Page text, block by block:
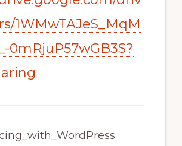
1WMwTAJeS_MqM
0mRjuP57wGB3S?